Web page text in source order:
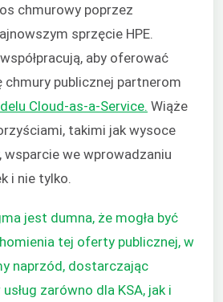
chmurowy poprzez
sprzęcie HPE.
aby oferować
chmury publicznej partnerom
Cloud-as-a-Service. Wiąże
takimi jak wysoce
wsparcie we wprowadzaniu
i nie tylko.
jest dumna, że mogła być
tej oferty publicznej, w
naprzód, dostarczając
zarówno dla KSA, jak i